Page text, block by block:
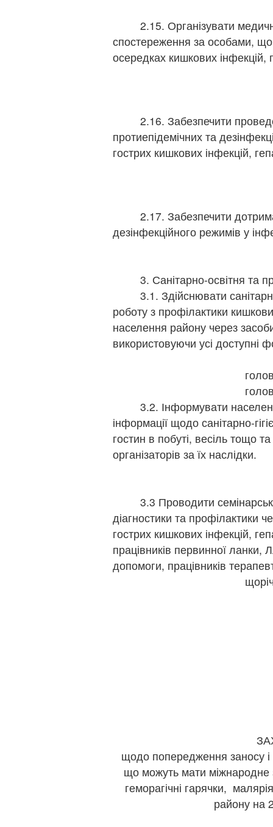
2.15. Організувати
спостереження за особами,
осередках кишкових інфекцій,
2.16. Забезпечити
протиепідемічних та
гострих кишкових інфекцій,
2.17. Забезпечити
дезінфекційного режимів у
3. Санітарно-освітня та
3.1. Здійснювати
роботу з профілактики
населення району через
використовуючи усі доступні
3.2. Інформувати
інформації щодо санітарно-
гостин в побуті, весіль тощо
організаторів за їх наслідки.
3.3 Проводити семінарські
діагностики та профілактики
гострих кишкових інфекцій,
працівників первинної
допомоги, працівників
щодо попередження заносу
що можуть мати міжнародне
геморагічні гарячки,
району на